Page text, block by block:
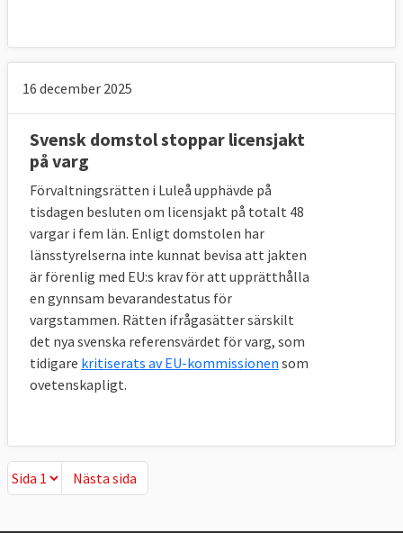
16 december 2025
Svensk domstol stoppar licensjakt
på varg
Förvaltningsrätten i Luleå upphävde på
tisdagen besluten om licensjakt på totalt 48
vargar i fem län. Enligt domstolen har
länsstyrelserna inte kunnat bevisa att jakten
är förenlig med EU:s krav för att upprätthålla
en gynnsam bevarandestatus för
vargstammen. Rätten ifrågasätter särskilt
det nya svenska referensvärdet för varg, som
tidigare kritiserats av EU-kommissionen som
ovetenskapligt.
Nästa sida
Nästa sida